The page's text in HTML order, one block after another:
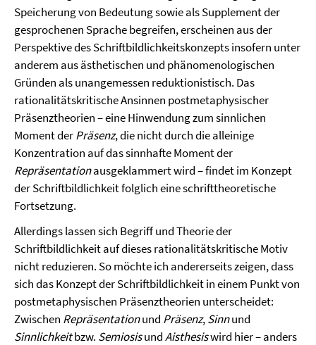
Speicherung von Bedeutung sowie als Supplement der
gesprochenen Sprache begreifen, erscheinen aus der
Perspektive des Schriftbildlichkeitskonzepts insofern unter
anderem aus ästhetischen und phänomenologischen
Gründen als unangemessen reduktionistisch. Das
rationalitätskritische Ansinnen postmetaphysischer
Präsenztheorien – eine Hinwendung zum sinnlichen
Moment derPräsenz, die nicht durch die alleinige
Konzentration auf das sinnhafte Moment der
Repräsentationausgeklammert wird – findet im Konzept
der Schriftbildlichkeit folglich eine schrifttheoretische
Fortsetzung.
Allerdings lassen sich Begriff und Theorie der
Schriftbildlichkeit auf dieses rationalitätskritische Motiv
nicht reduzieren. So möchte ich andererseits zeigen, dass
sich das Konzept der Schriftbildlichkeit in einem Punkt von
postmetaphysischen Präsenztheorien unterscheidet:
Zwischen Repräsentationund Präsenz,Sinnund
Sinnlichkeitbzw. SemiosisundAisthesiswird hier – anders